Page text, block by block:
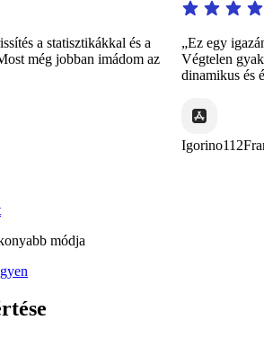
a statisztikákkal és a
még jobban imádom az
„Ez egy igazán
Végtelen
dinamikus és
módja